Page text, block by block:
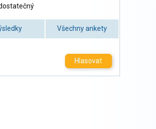
Všechny ankety
Hlasovat